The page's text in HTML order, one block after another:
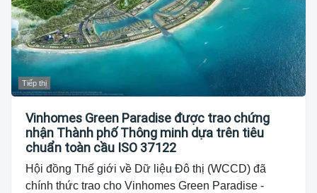
Tiếp thị
Vinhomes Green Paradise được trao chứng
nhận Thành phố Thông minh dựa trên tiêu
chuẩn toàn cầu ISO 37122
Hội đồng Thế giới về Dữ liệu Đô thị (WCCD) đã
chính thức trao cho Vinhomes Green Paradise -